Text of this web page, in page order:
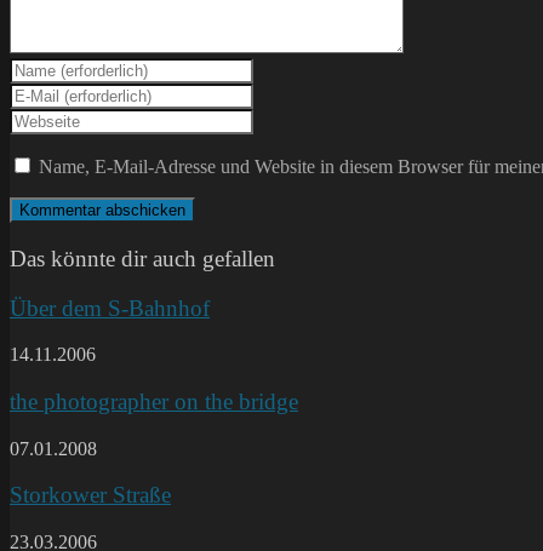
Gib
deinen
Namen
oder
Benutzernamen
zum
Kommentieren
ein
Gib
deine
E-
Mail-
Adresse
zum
Kommentieren
Gib
deine
Website-
ein
(optional)
Name, E-Mail-Adresse und Website in diesem Browser für
Das könnte dir auch gefallen
Über dem S-Bahnhof
14.11.2006
the photographer on the bridge
07.01.2008
Storkower Straße
23.03.2006